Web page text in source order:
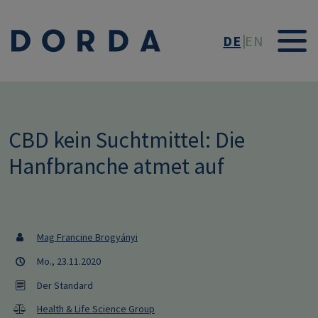
DE EN
CBD kein Suchtmittel: Die
Hanfbranche atmet auf
Mag Francine Brogyányi
Mo., 23.11.2020
Der Standard
Health & Life Science Group